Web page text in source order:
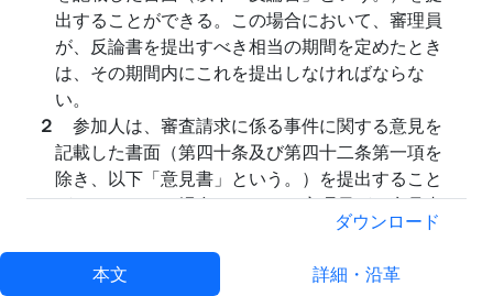
出することができる。この場合において、審理員
が、反論書を提出すべき相当の期間を定めたとき
は、その期間内にこれを提出しなければならな
い。
２ 参加人は、審査請求に係る事件に関する意見を
記載した書面（第四十条及び第四十二条第一項を
除き、以下「意見書」という。）を提出すること
ができる。この場合において、審理員が、意見書
を提出すべき相当の期間を定めたときは、その期
間内にこれを提出しなければならない。
審理員は、審査請求人から反論書の提出があっ
ダウンロード
本文 詳細・沿革